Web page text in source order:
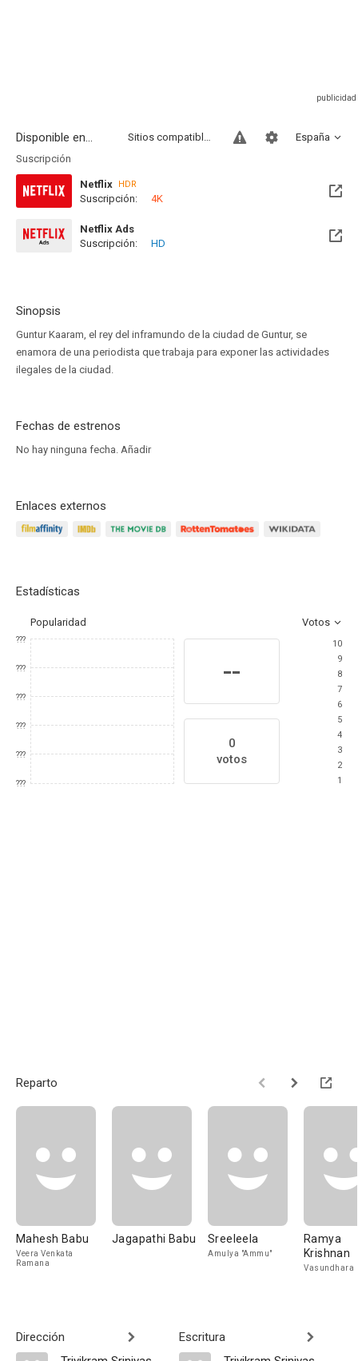
Disponible en... España
Sitios compatibles
Suscripción
Netflix HDR
Suscripción: 4K
Netflix Ads
Suscripción:
HD
Sinopsis
Guntur Kaaram, el rey del inframundo de la ciudad de Guntur, se
enamora de una periodista que trabaja para exponer las actividades
ilegales de la ciudad.
Fechas de estrenos
No hay ninguna fecha. Añadir
Enlaces externos
Estadísticas
Popularidad Votos
???
???
???
???
???
???
--
0
votos
10
9
8
7
6
5
4
3
2
1
Reparto
Mahesh Babu
Veera Venkata
Ramana
Jagapathi Babu Sreeleela
Amulya "Ammu"
Ramya
Krishnan
Vasundhara
Dirección
Escritura